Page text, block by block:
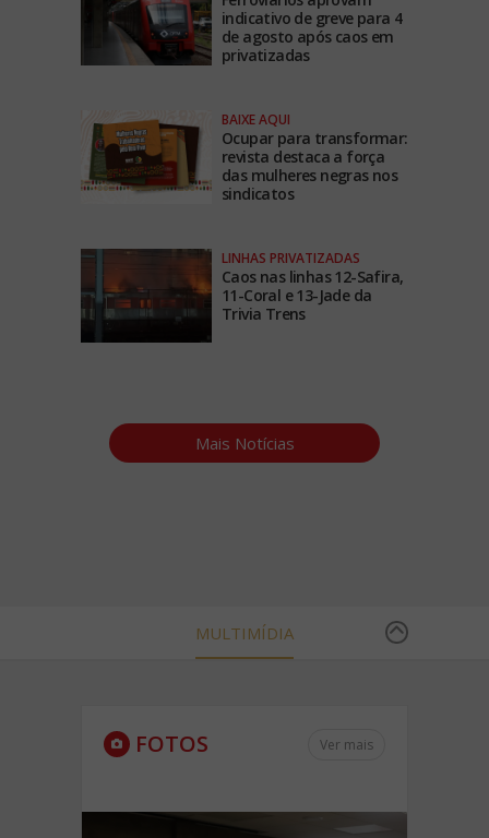
indicativo de greve para 4
de agosto após caos em
privatizadas
BAIXE AQUI
Ocupar para transformar:
revista destaca a força
das mulheres negras nos
sindicatos
LINHAS PRIVATIZADAS
Caos nas linhas 12-Safira,
11-Coral e 13-Jade da
Trivia Trens
Mais Notícias
MULTIMÍDIA
FOTOS Ver mais